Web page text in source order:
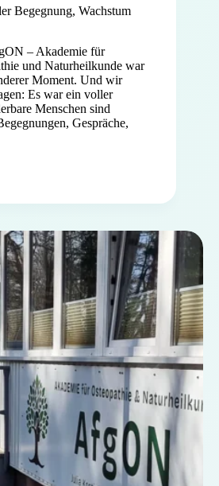
Begegnung, Wachstum
– Akademie für
und Naturheilkunde war
Moment. Und wir
Es war ein voller
Menschen sind
Gespräche,